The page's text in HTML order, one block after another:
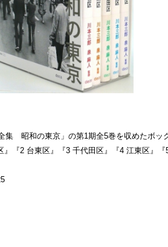
集 昭和の東京」の第1期全5巻を収めたボッ
』『2 台東区』『3 千代田区』『4 江東区』『